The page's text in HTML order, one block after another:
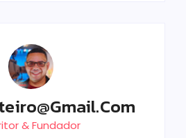
& Fundador